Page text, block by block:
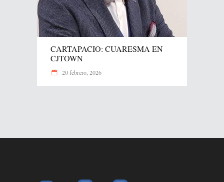
CARTAPACIO: CUARESMA EN
CJTOWN
20 febrero, 2026